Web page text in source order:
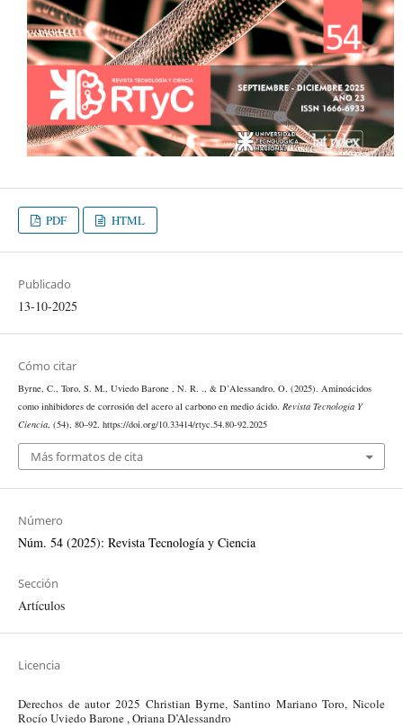
PDF HTML
Publicado
13-10-2025
Cómo citar
Byrne, C., Toro, S. M., Uviedo Barone , N. R. ., & D’Alessandro, O. (2025). Aminoácidos
como inhibidores de corrosión del acero al carbono en medio ácido. Revista Tecnología Y
Ciencia, (54), 80–92. https://doi.org/10.33414/rtyc.54.80-92.2025
Más formatos de cita
Número
Núm. 54 (2025): Revista Tecnología y Ciencia
Sección
Artículos
Licencia
Derechos de autor 2025 Christian Byrne, Santino Mariano Toro, Nicole
Rocío Uviedo Barone , Oriana D’Alessandro